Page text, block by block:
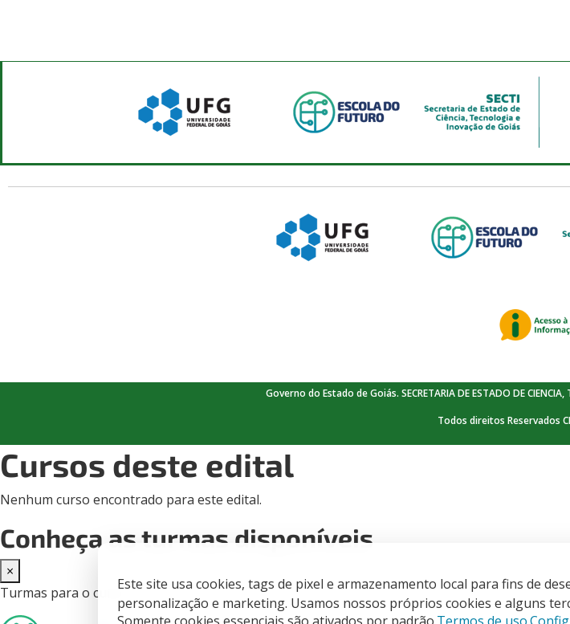
Este site usa cookies, tags de pixel e armazenamento local para fins de
personalização e marketing. Usamos nossos próprios cookies e alguns
Somente cookies essenciais são ativados por padrão. Termos de uso.
Governo do Estado de Goiás. SECRETARIA DE ESTADO DE
Todos direitos Reservados
Cursos deste edital
Nenhum curso encontrado para este edital.
Conheça as turmas disponíveis
×
Turmas para o curso -